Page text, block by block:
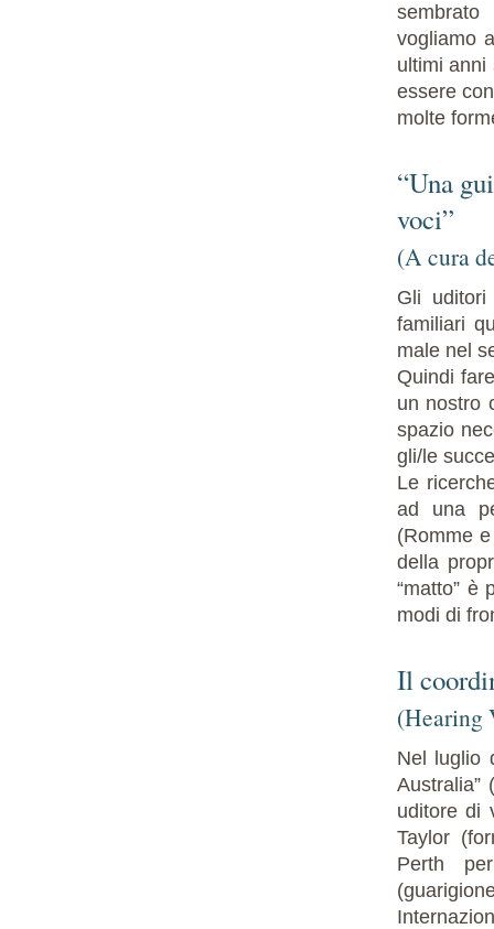
vogliamo
ultimi anni
essere
molte
“Una
voci”
(A cura
Gli
familiari
male nel
Quindi
un nostro
spazio
gli/le
Le
ad una
(Romme
della
“matto” è
modi di
Il
(Hearing
Nel luglio
Australia”
uditore di
Taylor
Perth